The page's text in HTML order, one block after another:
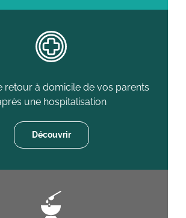
retour à domicile de vos parents
une hospitalisation
Découvrir